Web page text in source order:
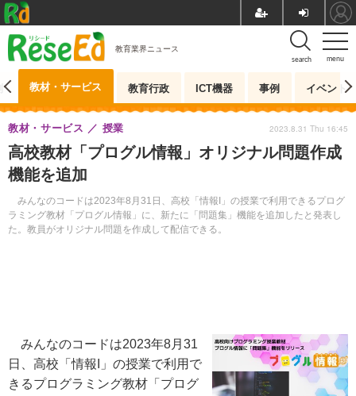
menu
search
教育業界ニュース
教材・サービス 教育行政 ICT機器 事例 イベント
高校教材「プログル情報」​​オリジナル問題作成
機能を追加
みんなのコードは2023年8月31日、高校「情報I」の授業で利用できるプログ
ラミング教材「プログル情報」に、新たに「問題集」機能を追加したと発表し
た。教員がオリジナル問題を作成して配信できる。
教材・サービス 授業 2023.8.31 Thu 16:45
みんなのコードは2023年8月31
日、高校「情報I」の授業で利用で
きるプログラミング教材「プログ